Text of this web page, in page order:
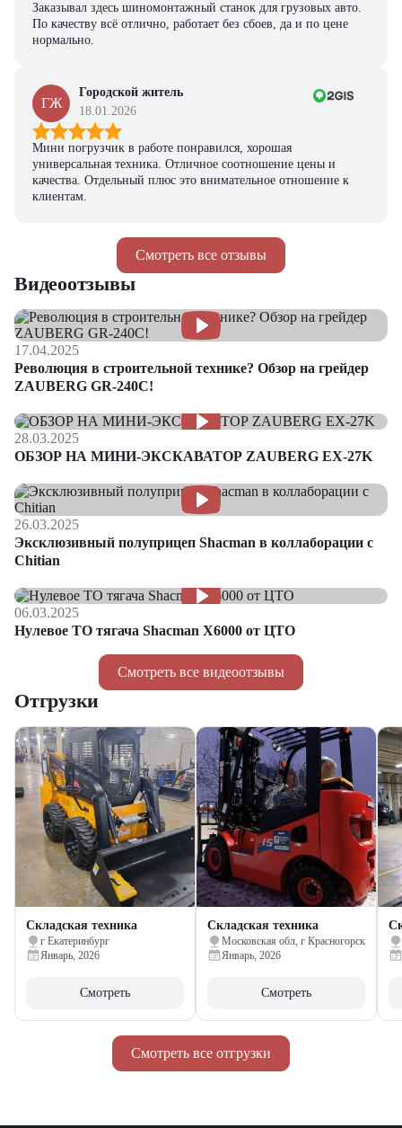
Смотреть все отзывы
Заказывал здесь шиномонтажный станок для грузовых авто.
По качеству всё отлично, работает без сбоев, да и по цене
нормально.
ГЖ
Городской житель
18.01.2026
Мини погрузчик в работе понравился, хорошая
универсальная техника. Отличное соотношение цены и
качества. Отдельный плюс это внимательное отношение к
клиентам.
Смотреть все видеоотзывы
Видеоотзывы
17.04.2025
Революция в строительной технике? Обзор на грейдер
ZAUBERG GR-240C!
28.03.2025
ОБЗОР НА МИНИ-ЭКСКАВАТОР ZAUBERG EX-27K
26.03.2025
Эксклюзивный полуприцеп Shacman в коллаборации с
Chitian
06.03.2025
Нулевое ТО тягача Shacman Х6000 от ЦТО
Смотреть все отгрузки
Отгрузки
Складская техника
г Екатеринбург
Январь, 2026
Смотреть
Складская техника
Московская обл, г Красногорск
Январь, 2026
Смотреть